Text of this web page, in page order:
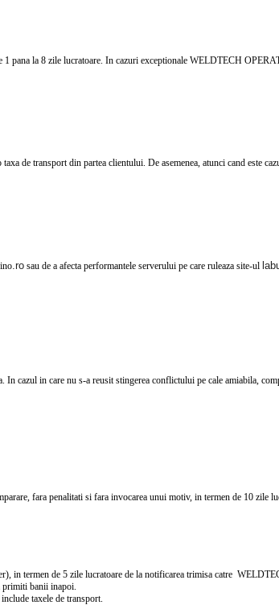
pana la 8 zile lucratoare. In cazuri exceptionale WELDTECH
de transport din partea clientului. De asemenea, atunci cand este
.ro sau de a afecta performantele serverului pe care ruleaza site-ul
in care nu s-a reusit stingerea conflictului pe cale amiabila,
fara penalitati si fara invocarea unui motiv, in termen de 10 zile
in termen de 5 zile lucratoare de la notificarea trimisa catre
primiti banii inapoi.
taxele de transport.